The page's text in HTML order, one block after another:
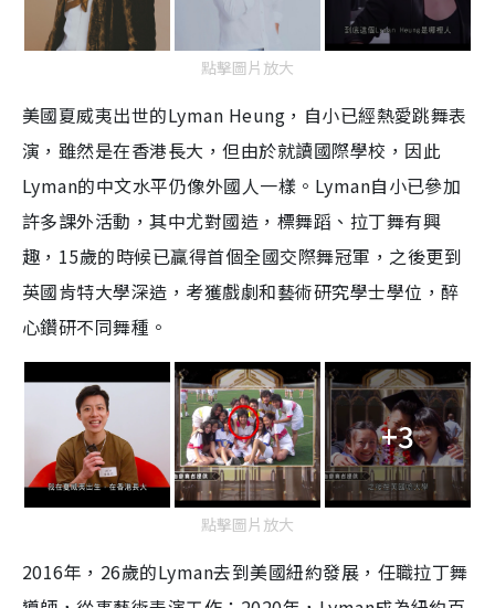
點擊圖片放大
美國夏威夷出世的Lyman Heung，自小已經熱愛跳舞表
演，雖然是在香港長大，但由於就讀國際學校，因此
Lyman的中文水平仍像外國人一樣。Lyman自小已參加
許多課外活動，其中尤對國造，標舞蹈、拉丁舞有興
趣，15歲的時候已贏得首個全國交際舞冠軍，之後更到
英國肯特大學深造，考獲戲劇和藝術研究學士學位，醉
心鑽研不同舞種。
+3
點擊圖片放大
2016年，26歲的Lyman去到美國紐約發展，任職拉丁舞